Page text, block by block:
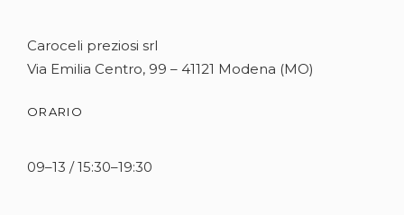
Caroceli preziosi srl
Via Emilia Centro, 99 – 41121 Modena (MO)
ORARIO
09–13 / 15:30–19:30